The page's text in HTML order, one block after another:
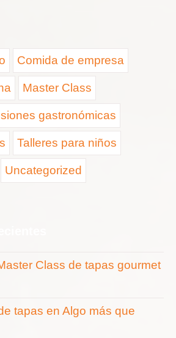
Comida de empresa
Master Class
gastronómicas
Talleres para niños
Uncategorized
Class de tapas gourmet
tapas en Algo más que